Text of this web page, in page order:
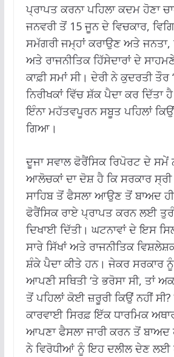
ਪ੍ਰਾਪਤ ਕਰਨਾ ਪਹਿਲਾ ਕਦਮ ਹੋਣਾ
ਜਨਵਰੀ ਤੋਂ 15 ਜੂਨ ਦੇ ਵਿਚਕਾਰ,
ਸਮੱਗਰੀ ਜਮ੍ਹਾਂ ਕਰਾਉਣ ਅਤੇ ਜਨਤਾ,
ਅਤੇ ਰਾਜਨੀਤਿਕ ਹਿੱਸੇਦਾਰਾਂ ਦੇ
ਕਾਫ਼ੀ ਸਮਾਂ ਸੀ। ਦੇਰੀ ਨੇ ਕੁਦਰਤੀ ਤੌਰ
ਨਿਰੀਖਕਾਂ ਵਿੱਚ ਸ਼ੱਕ ਪੈਦਾ ਕਰ ਦਿੱਤਾ
ਇੰਨਾ ਮਹੱਤਵਪੂਰਨ ਸਬੂਤ ਪਹਿਲਾਂ ਕਿਉਂ
ਗਿਆ।
ਦੂਜਾ ਸਵਾਲ ਫੋਰੈਂਸਿਕ ਰਿਪੋਰਟ ਦੇ ਸਮੇਂ
ਆਲੋਚਕਾਂ ਦਾ ਦੋਸ਼ ਹੈ ਕਿ ਸਰਕਾਰ
ਸਾਹਿਬ ਤੋਂ ਫੈਸਲਾ ਆਉਣ ਤੋਂ ਬਾਅਦ
ਫੋਰੈਂਸਿਕ ਰਾਏ ਪ੍ਰਾਪਤ ਕਰਨ ਲਈ
ਦਿਖਾਈ ਦਿੱਤੀ। ਘਟਨਾਵਾਂ ਦੇ ਇਸ
ਸਾਰੇ ਸਿੱਖਾਂ ਅਤੇ ਰਾਜਨੀਤਿਕ
ਸ਼ੰਕੇ ਪੈਦਾ ਕੀਤੇ ਹਨ। ਜੇਕਰ ਸਰਕਾਰ ਨੂੰ
ਆਪਣੀ ਸਥਿਤੀ ‘ਤੇ ਭਰੋਸਾ ਸੀ, ਤਾਂ
ਤੋਂ ਪਹਿਲਾਂ ਕੋਈ ਜ਼ਰੂਰੀ ਕਿਉਂ ਨਹੀਂ
ਕਾਰਵਾਈ ਸਿਰਫ਼ ਇੱਕ ਧਾਰਮਿਕ
ਆਪਣਾ ਫੈਸਲਾ ਜਾਰੀ ਕਰਨ ਤੋਂ ਬਾਅਦ
ਨੇ ਵਿਰੋਧੀਆਂ ਨੂੰ ਇਹ ਦਲੀਲ ਦੇਣ ਲਈ